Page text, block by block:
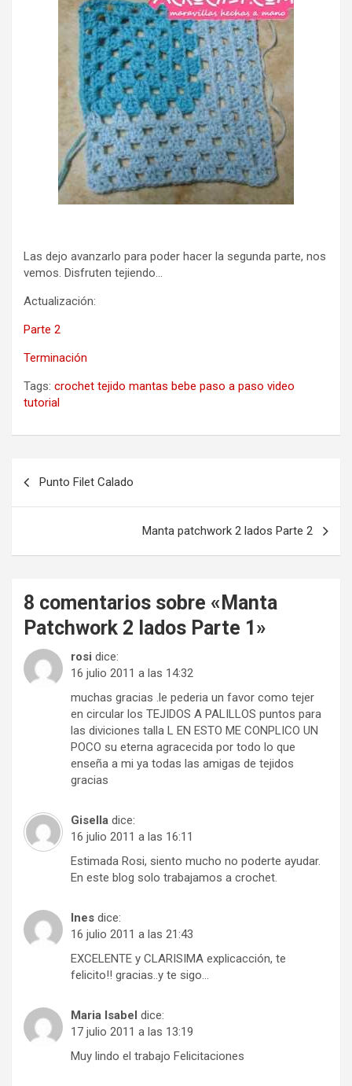
Las dejo avanzarlo para poder hacer la segunda parte, nos
vemos. Disfruten tejiendo…
Actualización:
Parte 2
Terminación
Tags: crochet tejido mantas bebe paso a paso video
tutorial
Punto Filet Calado
Manta patchwork 2 lados Parte 2
8 comentarios sobre « Manta
Patchwork 2 lados Parte 1 »
rosi dice:
16 julio 2011 a las 14:32
muchas gracias .le pederia un favor como tejer
en circular los TEJIDOS A PALILLOS puntos para
las diviciones talla L EN ESTO ME CONPLICO UN
POCO su eterna agracecida por todo lo que
enseña a mi ya todas las amigas de tejidos
gracias
Gisella dice:
16 julio 2011 a las 16:11
Estimada Rosi, siento mucho no poderte ayudar.
En este blog solo trabajamos a crochet.
Ines dice:
16 julio 2011 a las 21:43
EXCELENTE y CLARISIMA explicacción, te
felicito!! gracias..y te sigo…
Maria Isabel dice:
17 julio 2011 a las 13:19
Muy lindo el trabajo Felicitaciones